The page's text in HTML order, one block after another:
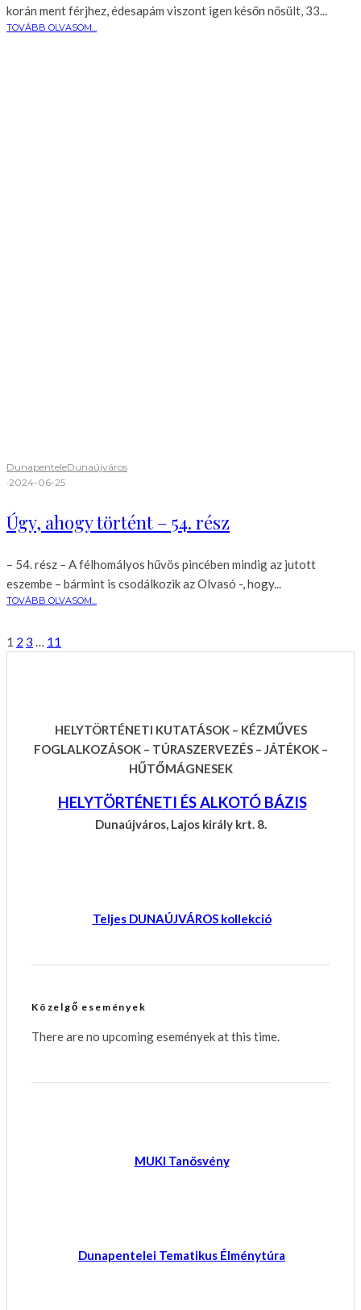
korán ment férjhez, édesapám viszont igen későn nősült, 33...
TOVÁBB OLVASOM...
DunapenteleDunaújváros
·2024-06-25
Úgy, ahogy történt – 54. rész
– 54. rész – A félhomályos hűvös pincében mindig az jutott
eszembe – bármint is csodálkozik az Olvasó -, hogy...
TOVÁBB OLVASOM...
1 2 3 … 11
HELYTÖRTÉNETI KUTATÁSOK – KÉZMŰVES
FOGLALKOZÁSOK – TÚRASZERVEZÉS – JÁTÉKOK –
HŰTŐMÁGNESEK
HELYTÖRTÉNETI ÉS ALKOTÓ BÁZIS
Dunaújváros, Lajos király krt. 8.
Teljes DUNAÚJVÁROS kollekció
Közelgő események
There are no upcoming események at this time.
MUKI Tanösvény
Dunapentelei Tematikus Élménytúra